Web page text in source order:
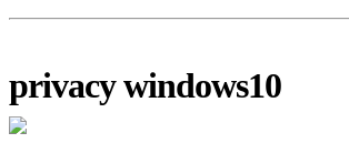
privacy windows10